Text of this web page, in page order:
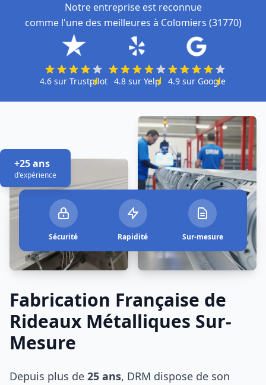
Notre entreprise est reconnue
comme l'une des meilleures à Colomiers (31770)
4.6 sur Trustpilot 4.8 sur Yelp 4.9sur Google
+25 ans
d'expérience
Sécurité Rapidité Sur-mesure
Fabrication Française de
Rideaux Métalliques Sur-
Mesure
Depuis plus de 25 ans, DRM dispose de son